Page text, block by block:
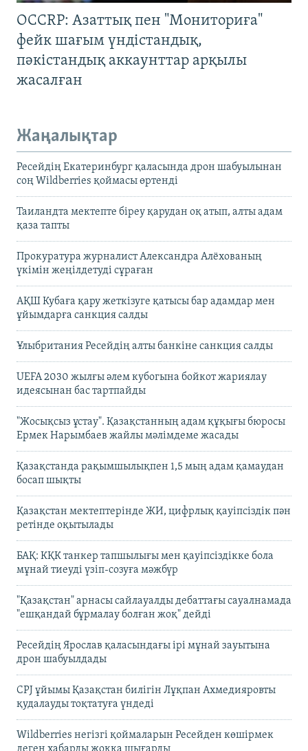
OCCRP: Азаттық пен "Мониториға"
фейк шағым үндістандық,
пәкістандық аккаунттар арқылы
жасалған
Жаңалықтар
Ресейдің Екатеринбург қаласында дрон шабуылынан
соң Wildberries қоймасы өртенді
Таиландта мектепте біреу қарудан оқ атып, алты адам
қаза тапты
Прокуратура журналист Александра Алёхованың
үкімін жеңілдетуді сұраған
АҚШ Кубаға қару жеткізуге қатысы бар адамдар мен
ұйымдарға санкция салды
Ұлыбритания Ресейдің алты банкіне санкция салды
UEFA 2030 жылғы әлем кубогына бойкот жариялау
идеясынан бас тартпайды
"Жосықсыз ұстау". Қазақстанның адам құқығы бюросы
Ермек Нарымбаев жайлы мәлімдеме жасады
Қазақстанда рақымшылықпен 1,5 мың адам қамаудан
босап шықты
Қазақстан мектептерінде ЖИ, цифрлық қауіпсіздік пән
ретінде оқытылады
БАҚ: КҚК танкер тапшылығы мен қауіпсіздікке бола
мұнай тиеуді үзіп-созуға мәжбүр
"Қазақстан" арнасы сайлауалды дебаттағы сауалнамада
"ешқандай бұрмалау болған жоқ" дейді
Ресейдің Ярослав қаласындағы ірі мұнай зауытына
дрон шабуылдады
CPJ ұйымы Қазақстан билігін Лұқпан Ахмедияровты
қудалауды тоқтатуға үндеді
Wildberries негізгі қоймаларын Ресейден көшірмек